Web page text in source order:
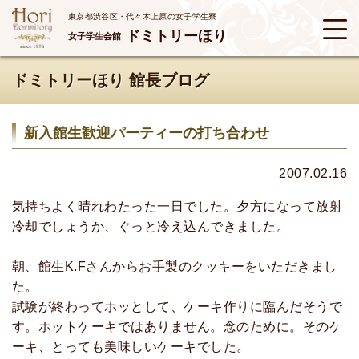
東京都渋谷区・代々木上原の女子学生寮
女子学生会館 ドミトリーほり
ドミトリーほり 館長ブログ
新入館生歓迎パーティーの打ち合わせ
2007.02.16
気持ちよく晴れわたった一日でした。夕方になって放射
冷却でしょうか、ぐっと冷え込んできました。
朝、館生K.Fさんからお手製のクッキーをいただきまし
た。
試験が終わってホッとして、ケーキ作りに臨んだそうで
す。ホットケーキではありません。念のために。そのケ
ーキ、とっても美味しいケーキでした。